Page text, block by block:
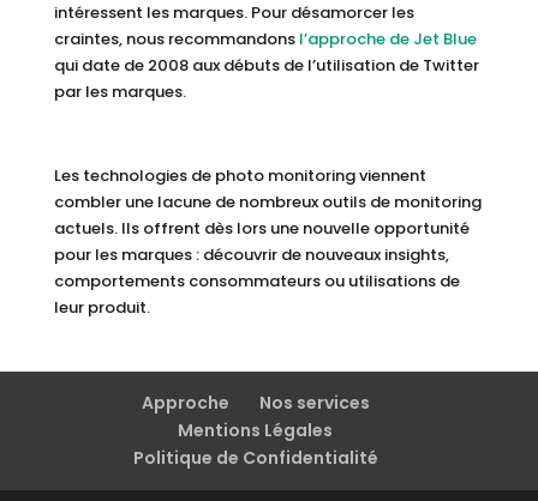
intéressent les marques. Pour désamorcer les
craintes, nous recommandons l’approche de Jet Blue
qui date de 2008 aux débuts de l’utilisation de Twitter
par les marques.
Les technologies de photo monitoring viennent
combler une lacune de nombreux outils de monitoring
actuels. Ils offrent dès lors une nouvelle opportunité
pour les marques : découvrir de nouveaux insights,
comportements consommateurs ou utilisations de
leur produit.
Approche
Nos services
Mentions Légales
Politique de Confidentialité